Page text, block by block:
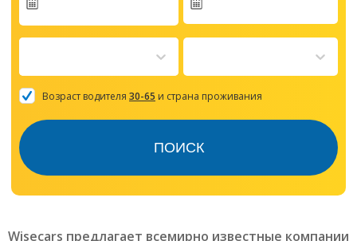
forward
with
the
and
mark
Возраст водителя 30-65 и страна проживания
ПОИСК
Wisecars предлагает всемирно известные компании